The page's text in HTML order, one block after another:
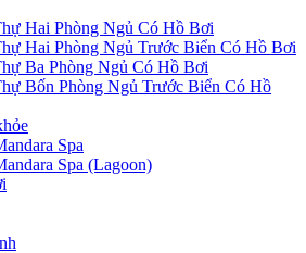
Hai Phòng Ngủ Có Hồ Bơi
Hai Phòng Ngủ Trước Biển Có Hồ Bơi
Ba Phòng Ngủ Có Hồ Bơi
Bốn Phòng Ngủ Trước Biển Có Hồ
Spa
Spa (Lagoon)